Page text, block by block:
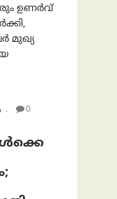
ഉണർവ്
മുഖ്യ
. 0